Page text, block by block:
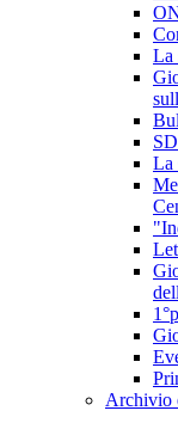
La
La
Archivio